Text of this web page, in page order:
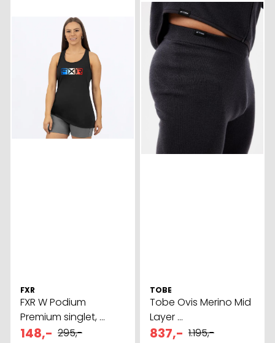
FXR
FXR W Podium
Premium singlet, ...
148,- 295,-
TOBE
Tobe Ovis Merino Mid
Layer ...
837,- 1.195,-